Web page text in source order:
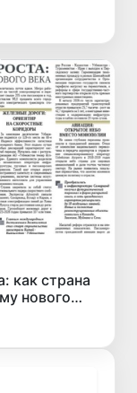
как страна
нового